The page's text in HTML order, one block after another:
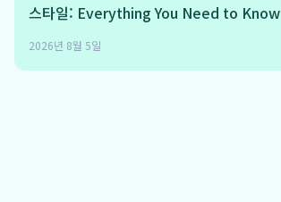
스타일: Everything You Need to Know
2026년 8월 5일